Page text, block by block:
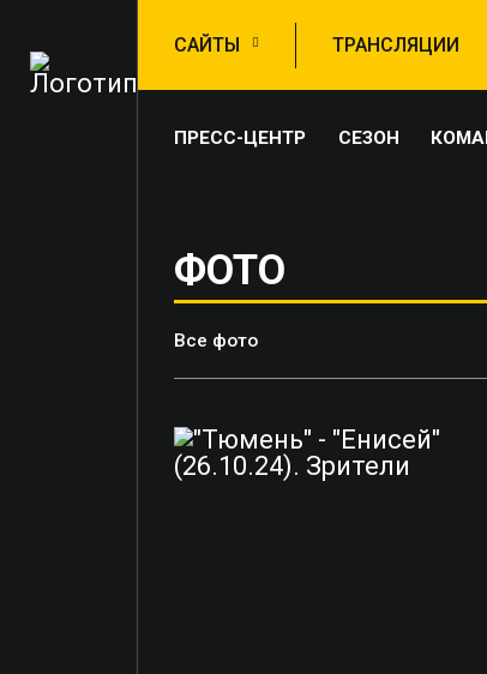
САЙТЫ ТРАНСЛЯЦИИ
ПРЕСС-ЦЕНТР СЕЗОН
ФОТО
Все фото